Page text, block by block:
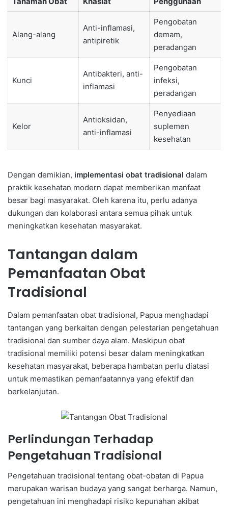
Alang-alang
Anti-inflamasi,
antipiretik
Pengobatan
demam,
peradangan
Kunci
Antibakteri, anti-
inflamasi
Pengobatan
infeksi,
peradangan
Kelor
Antioksidan,
anti-inflamasi
Penyediaan
suplemen
kesehatan
Dengan demikian, implementasi obat tradisional dalam
praktik kesehatan modern dapat memberikan manfaat
besar bagi masyarakat. Oleh karena itu, perlu adanya
dukungan dan kolaborasi antara semua pihak untuk
meningkatkan kesehatan masyarakat.
Tantangan dalam
Pemanfaatan Obat
Tradisional
Dalam pemanfaatan obat tradisional, Papua menghadapi
tantangan yang berkaitan dengan pelestarian pengetahuan
tradisional dan sumber daya alam. Meskipun obat
tradisional memiliki potensi besar dalam meningkatkan
kesehatan masyarakat, beberapa hambatan perlu diatasi
untuk memastikan pemanfaatannya yang efektif dan
berkelanjutan.
Perlindungan Terhadap
Pengetahuan Tradisional
Pengetahuan tradisional tentang obat-obatan di Papua
merupakan warisan budaya yang sangat berharga. Namun,
pengetahuan ini menghadapi risiko kepunahan akibat